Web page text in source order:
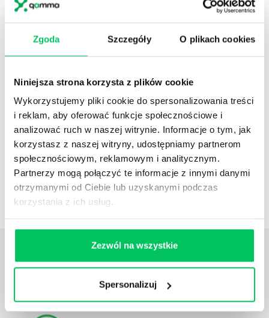
Zgoda Szczegóły O plikach cookies
Niniejsza strona korzysta z plików cookie
Wykorzystujemy pliki cookie do spersonalizowania treści
i reklam, aby oferować funkcje społecznościowe i
analizować ruch w naszej witrynie. Informacje o tym, jak
korzystasz z naszej witryny, udostępniamy partnerom
społecznościowym, reklamowym i analitycznym.
Partnerzy mogą połączyć te informacje z innymi danymi
otrzymanymi od Ciebie lub uzyskanymi podczas
korzystania z ich usług.
Zezwól na wszystkie
Spersonalizuj
Referencje
Pełna lista referencyjna
Case studies
Zestawienie case studies
Daj nam poznaćTWOJE
POTRZEBY